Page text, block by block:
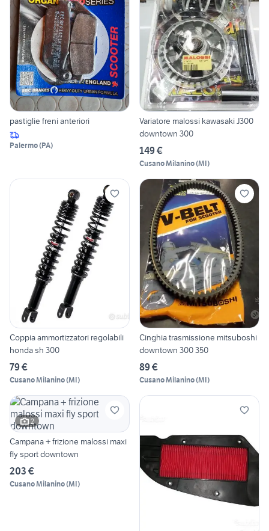
pastiglie freni anteriori
Palermo(PA)
Variatore malossi kawasaki J300
downtown 300
149 €
Cusano Milanino(MI)
Coppia ammortizzatori regolabili
honda sh 300
79 €
Cusano Milanino(MI)
Cinghia trasmissione mitsuboshi
downtown 300 350
89 €
Cusano Milanino(MI)
2
Campana + frizione malossi maxi
fly sport downtown
203 €
Cusano Milanino(MI)